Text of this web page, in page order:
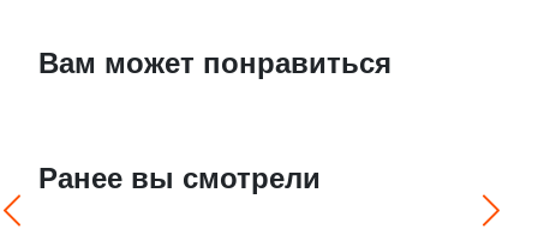
Вам может понравиться
Ранее вы смотрели